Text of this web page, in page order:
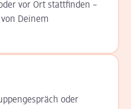
vor Ort statt­finden –
Deinem
oder